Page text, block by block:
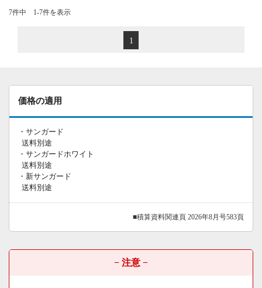
7件中 1-7件を表示
1
価格の適用
・サンガード
送料別途
・サンガードホワイト
送料別途
・新サンガード
送料別途
■積算資料関連頁 2026年8月号583頁
− 注意 −